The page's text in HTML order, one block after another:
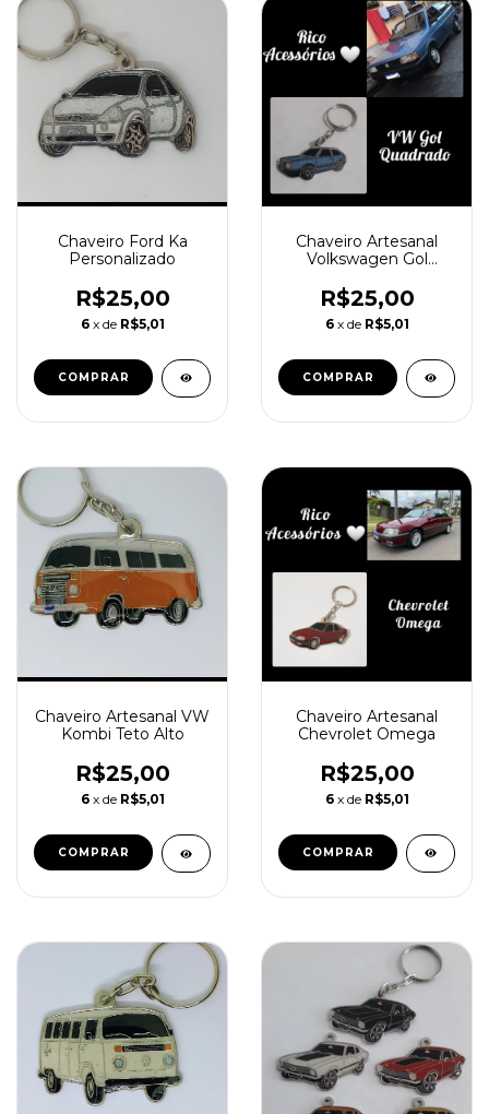
Chaveiro Ford Ka
Personalizado
R$25,00
6 x de R$5,01
Chaveiro Artesanal
Volkswagen Gol
R$25,00
6 x de R$5,01
COMPRAR
Chaveiro Artesanal VW
Kombi Teto Alto
R$25,00
6 x de R$5,01
Chaveiro Artesanal
Chevrolet Omega
R$25,00
6 x de R$5,01